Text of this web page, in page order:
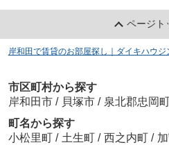
ページト
岸和田で賃貸のお部屋探し｜ダイキハウジ
市区町村から探す
岸和田市 / 貝塚市 / 泉北郡忠岡
町名から探す
小松里町 / 土生町 / 西之内町 /